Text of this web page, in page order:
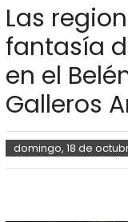
Las
fantasía
en el
Galleros
domingo, 18 de